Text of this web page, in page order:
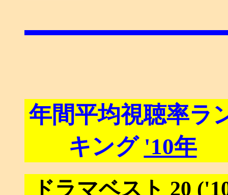
年間平均視聴率ラ
キング '10年
ドラマベスト 20